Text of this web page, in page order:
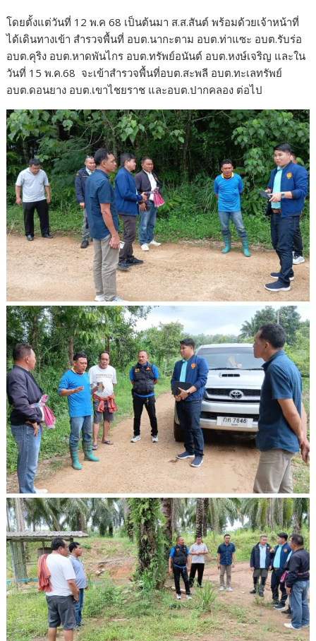
โดยตั้งแต่วันที่ 12 พ.ค 68 เป็นต้นมา ส.ส.สันต์ พร้อมด้วยเจ้าหน้าที่
ได้เดินทางเข้า สำรวจพื้นที่ อบต.นากะตาม อบต.ท่าแซะ อบต.รับร่อ
อบต.คุริง อบต.หาดพันไกร อบต.ทรัพย์อนันต์ อบต.หงษ์เจริญ และใน
วันที่ 15 พ.ค.68 จะเข้าสำรวจพื้นที่อบต.สะพลี อบต.ทะเลทรัพย์
อบต.ดอนยาง อบต.เขาไชยราช และอบต.ปากคลอง ต่อไป